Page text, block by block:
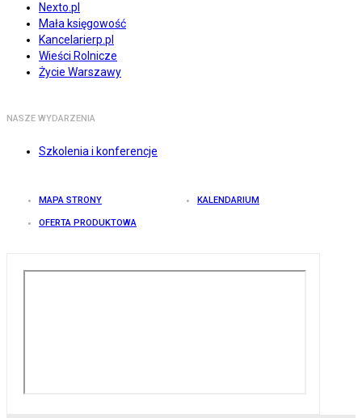
Nexto.pl
Mała księgowość
Kancelarierp.pl
Wieści Rolnicze
Życie Warszawy
NASZE WYDARZENIA
Szkolenia i konferencje
MAPA STRONY KALENDARIUM
OFERTA PRODUKTOWA